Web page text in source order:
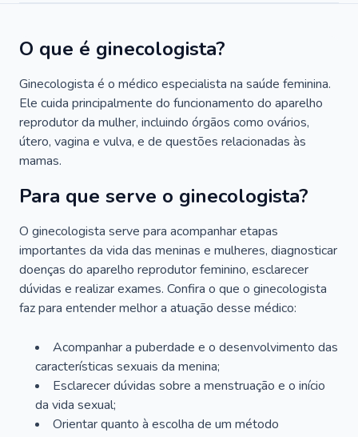
O que é ginecologista?
Ginecologista é o médico especialista na saúde feminina.
Ele cuida principalmente do funcionamento do aparelho
reprodutor da mulher, incluindo órgãos como ovários,
útero, vagina e vulva, e de questões relacionadas às
mamas.
Para que serve o ginecologista?
O ginecologista serve para acompanhar etapas
importantes da vida das meninas e mulheres, diagnosticar
doenças do aparelho reprodutor feminino, esclarecer
dúvidas e realizar exames. Confira o que o ginecologista
faz para entender melhor a atuação desse médico:
Acompanhar a puberdade e o desenvolvimento das
características sexuais da menina;
Esclarecer dúvidas sobre a menstruação e o início
da vida sexual;
Orientar quanto à escolha de um método